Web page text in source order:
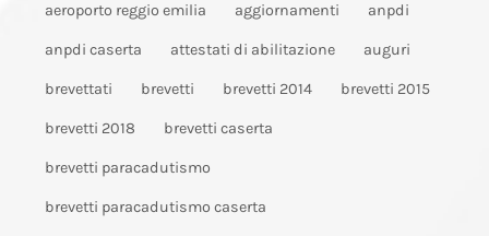
aeroporto reggio emilia aggiornamenti anpdi
anpdi caserta attestati di abilitazione auguri
brevettati brevetti brevetti 2014 brevetti 2015
brevetti 2018 brevetti caserta
brevetti paracadutismo
brevetti paracadutismo caserta